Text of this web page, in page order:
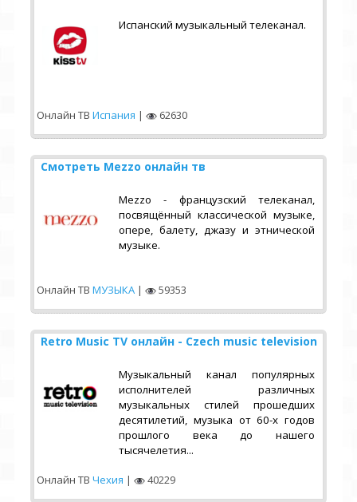
Испанский музыкальный телеканал.
Онлайн ТВ Испания | 62630
Смотреть Mezzo онлайн тв
Mezzo - французский телеканал,
посвящённый классической музыке,
опере, балету, джазу и этнической
музыке.
Онлайн ТВ МУЗЫКА | 59353
Retro Music TV онлайн - Czech music television
Музыкальный канал популярных
исполнителей различных
музыкальных стилей прошедших
десятилетий, музыка от 60-х годов
прошлого века до нашего
тысячелетия...
Онлайн ТВ Чехия | 40229